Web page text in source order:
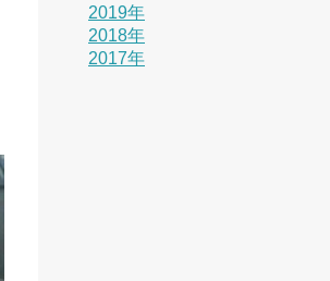
2019年
2018年
2017年